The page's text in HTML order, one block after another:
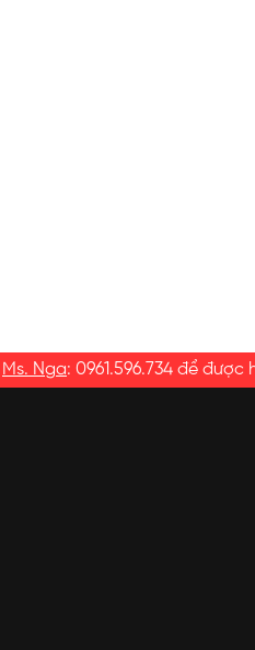
Ms. Nga: 0961.596.734 để được